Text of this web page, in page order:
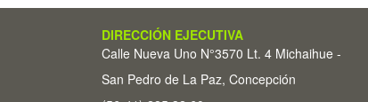
DIRECCIÓN EJECUTIVA
Calle Nueva Uno N°3570 Lt. 4 Michaihue -
San Pedro de La Paz, Concepción